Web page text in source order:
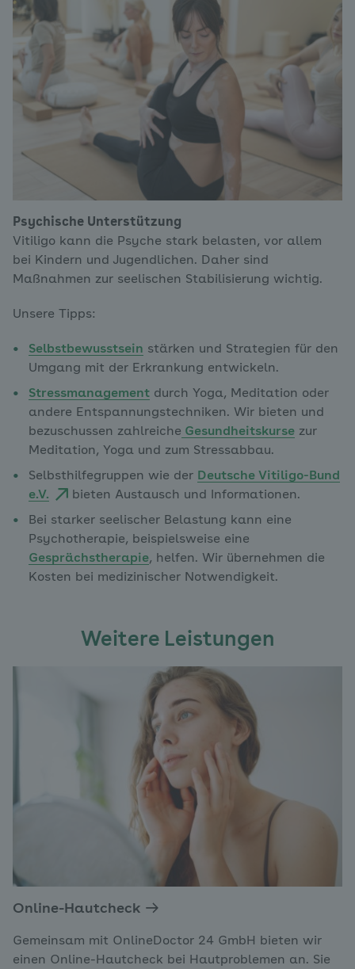
Psychische Unterstützung
Vitiligo kann die Psyche stark belasten, vor allem
bei Kindern und Jugendlichen. Daher sind
Maßnahmen zur seelischen Stabilisierung wichtig.
Unsere Tipps:
Selbstbewusstsein stärken und Strategien für den
Umgang mit der Erkrankung entwickeln.
Stressmanagement durch Yoga, Meditation oder
andere Entspannungstechniken. Wir bieten und
bezuschussen zahlreiche Gesundheitskurse zur
Meditation, Yoga und zum Stressabbau.
Selbsthilfegruppen wie der Deutsche Vitiligo-Bund
e.V.
bieten Austausch und Informationen.
Bei starker seelischer Belastung kann eine
Psychotherapie, beispielsweise eine
Gesprächstherapie, helfen. Wir übernehmen die
Kosten bei medizinischer Notwendigkeit.
Weitere Leistungen
Online-Hautcheck
Gemeinsam mit OnlineDoctor 24 GmbH bieten wir
einen Online-Hautcheck bei Hautproblemen an. Sie